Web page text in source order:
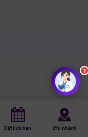
Đặt lịch hẹn Chi nhánh